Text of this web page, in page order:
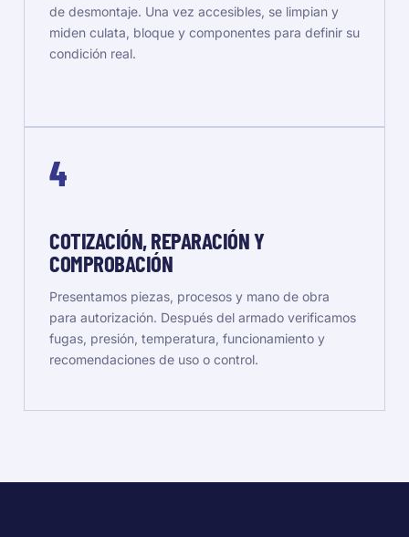
de desmontaje. Una vez accesibles, se limpian y
miden culata, bloque y componentes para definir su
condición real.
4
COTIZACIÓN, REPARACIÓN Y
COMPROBACIÓN
Presentamos piezas, procesos y mano de obra
para autorización. Después del armado verificamos
fugas, presión, temperatura, funcionamiento y
recomendaciones de uso o control.